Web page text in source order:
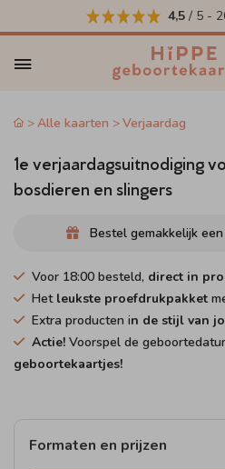
4,5 / 5 -
Alle kaarten Verjaardag
1e verjaardagsuitnodiging
bosdieren en slingers
Bestel gemakkelijk
Voor 18:00 besteld, direct in
Het leukste proefdrukpakket
Extra producten in de stijl van
Actie! Voorspel de
geboortekaartjes!
Formaten en prijzen